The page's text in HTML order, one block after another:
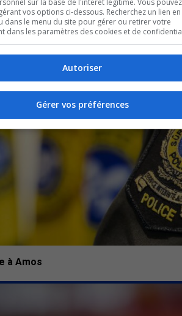
dévoilée
à Amos
vos options ci-dessous. Recherchez un lien
dans le menu du site pour gérer ou retirer votre
dans les paramètres des cookies et de
Autoriser
Gérer vos préférences